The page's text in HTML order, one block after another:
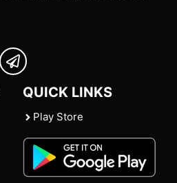
QUICK LINKS
Play Store